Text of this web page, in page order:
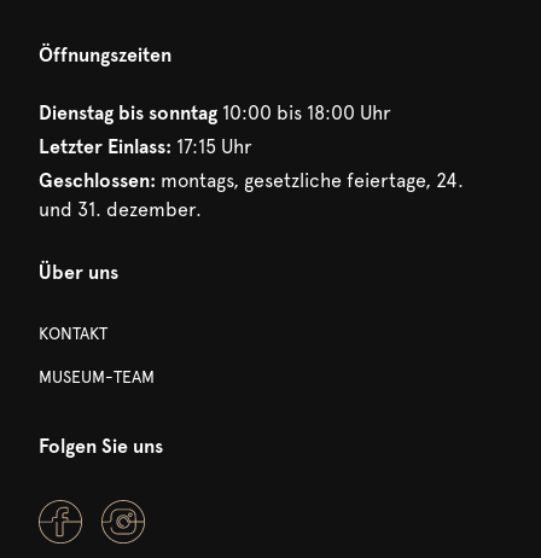
Öffnungszeiten
Dienstag bis sonntag 10:00 bis 18:00 Uhr
Letzter Einlass: 17:15 Uhr
Geschlossen: montags, gesetzliche feiertage, 24.
und 31. dezember.
Über uns
KONTAKT
MUSEUM-TEAM
Folgen Sie uns